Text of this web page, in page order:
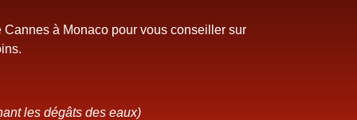
à Monaco pour vous conseiller sur
les dégâts des eaux)